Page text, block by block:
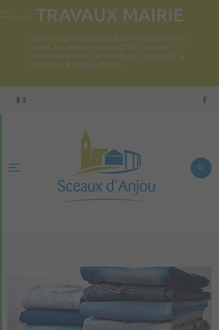
TRAVAUX MAIRIE
Dans le cadre des travaux de rénovation de la
mairie, les services administratifs seront
temporairement transférés au 3, place de la
Couronne à Sceaux-d’Anjou